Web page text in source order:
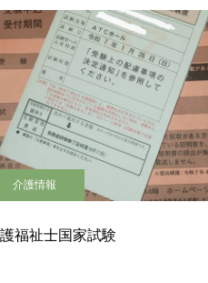
介護情報
福祉士国家試験